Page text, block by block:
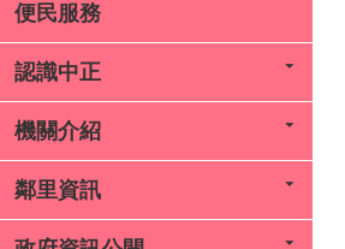
便民服務
認識中正
機關介紹
鄰里資訊